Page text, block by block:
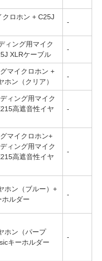
ロホン + C25J
-
ィング用マイク
XLRケーブル
-
マイクロホン +
ン（クリア）
-
ィング用マイク
高遮音性イヤ
-
マイクロホン+
ィング用マイク
高遮音性イヤ
-
ホン（ブルー）+
ルダー
-
ホン（パープ
キーホルダー
-